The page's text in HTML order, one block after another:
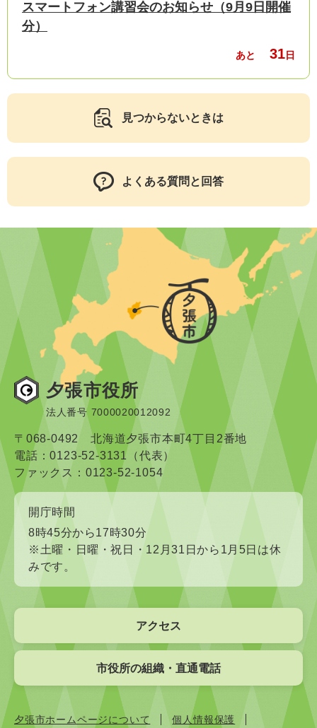
スマートフォン講習会のお知らせ（9月9日開催
分）
あと 31日
見つからないときは
よくある質問と回答
夕張市役所
法人番号 7000020012092
〒068-0492 北海道夕張市本町4丁目2番地
電話：0123-52-3131（代表）
ファックス：0123-52-1054
開庁時間
8時45分から17時30分
※土曜・日曜・祝日・12月31日から1月5日は休
みです。
アクセス
市役所の組織・直通電話
夕張市ホームページについて 個人情報保護